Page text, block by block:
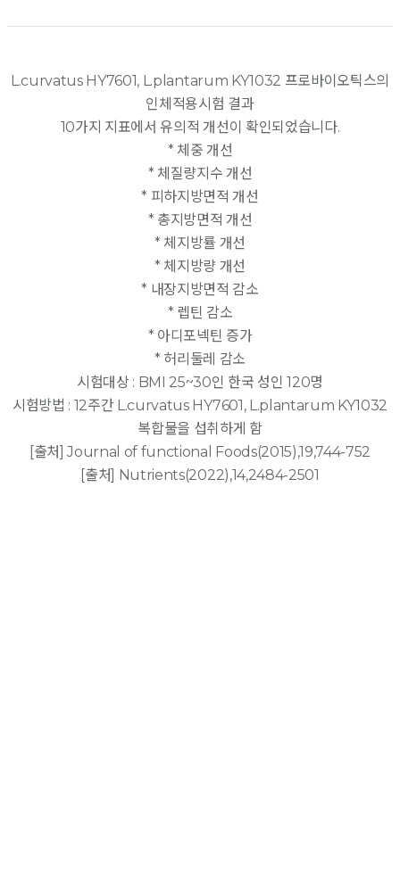
L.curvatus HY7601, L.plantarum KY1032 프로바이오틱스의
인체적용시험 결과
10가지 지표에서 유의적 개선이 확인되었습니다.
* 체중 개선
* 체질량지수 개선
* 피하지방면적 개선
* 총지방면적 개선
* 체지방률 개선
* 체지방량 개선
* 내장지방면적 감소
* 렙틴 감소
* 아디포넥틴 증가
* 허리둘레 감소
시험대상 : BMI 25~30인 한국 성인 120명
시험방법 : 12주간 L.curvatus HY7601, L.plantarum KY1032
복합물을 섭취하게 함
[출처] Journal of functional Foods(2015),19,744-752
[출처] Nutrients(2022),14,2484-2501